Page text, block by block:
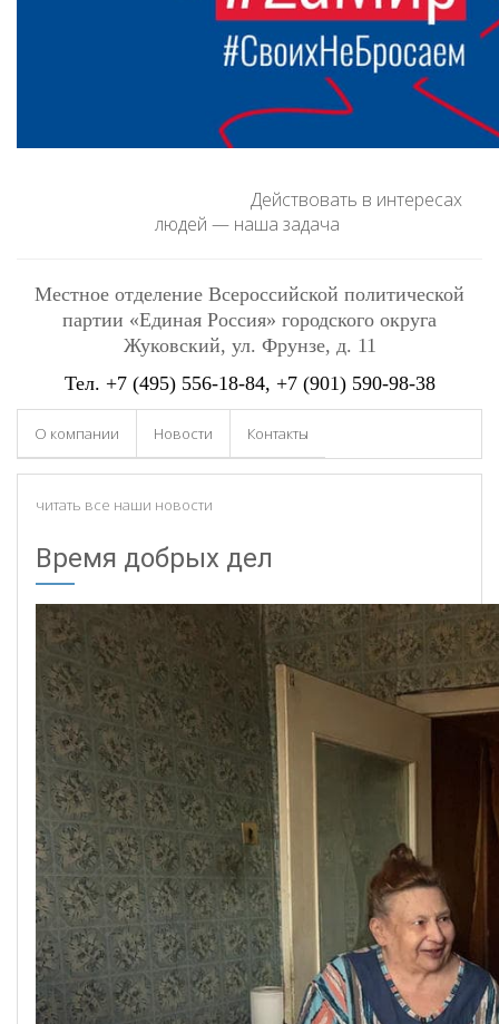
Действовать в интересах
людей — наша задача
Местное отделение Всероссийской политической
партии «Единая Россия» городского округа
Жуковский, ул. Фрунзе, д. 11
Тел. +7 (495) 556-18-84, +7 (901) 590-98-38
О компании Новости Контакты
читать все наши новости
Время добрых дел